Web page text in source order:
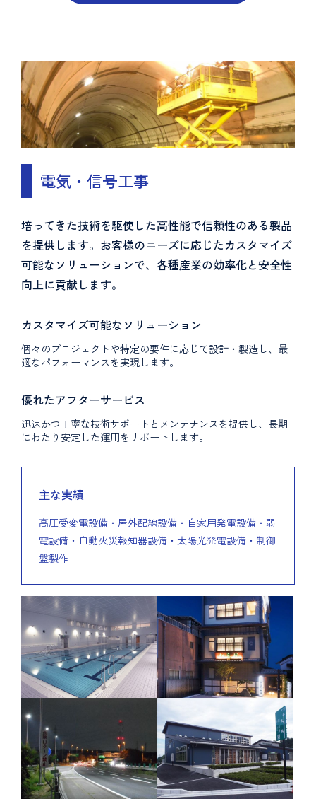
電気・信号工事
培ってきた技術を駆使した高性能で信頼性のある製品
を提供します。お客様のニーズに応じたカスタマイズ
可能なソリューションで、各種産業の効率化と安全性
向上に貢献します。
カスタマイズ可能なソリューション
個々のプロジェクトや特定の要件に応じて設計・製造し、最
適なパフォーマンスを実現します。
優れたアフターサービス
迅速かつ丁寧な技術サポートとメンテナンスを提供し、長期
にわたり安定した運用をサポートします。
主な実績
高圧受変電設備・屋外配線設備・自家用発電設備・弱
電設備・自動火災報知器設備・太陽光発電設備・制御
盤製作